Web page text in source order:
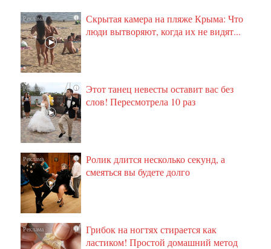
i
Скрытая камера на пляже Крыма: Что
люди вытворяют, когда их не видят...
i
Этот танец невесты оставит вас без
слов! Пересмотрела 10 раз
i
Ролик длится несколько секунд, а
смеяться вы будете долго
i
Грибок на ногтях стирается как
ластиком! Простой домашний метод